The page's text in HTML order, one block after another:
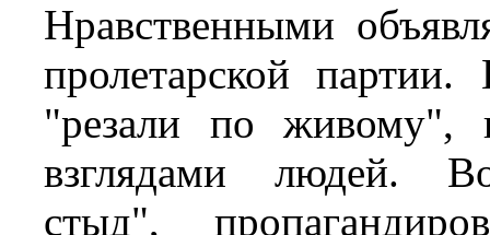
Нравственными
пролетарской
"резали по живому",
взглядами людей.
стыд",